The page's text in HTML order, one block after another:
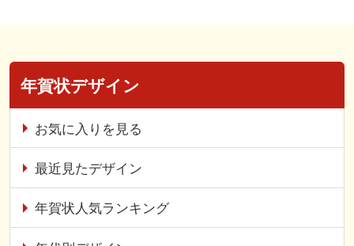
年賀状デザイン
お気に入りを見る
最近見たデザイン
年賀状人気ランキング